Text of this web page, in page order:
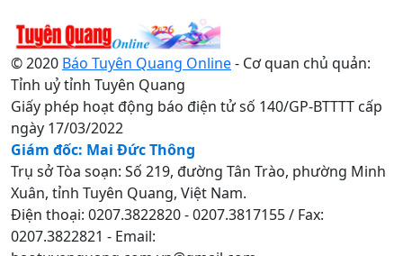
© 2020 Báo Tuyên Quang Online- Cơ quan chủ quản:
Tỉnh uỷ tỉnh Tuyên Quang
Giấy phép hoạt động báo điện tử số 140/GP-BTTTT cấp
ngày 17/03/2022
Giám đốc: Mai Đức Thông
Trụ sở Tòa soạn: Số 219, đường Tân Trào, phường Minh
Xuân, tỉnh Tuyên Quang, Việt Nam.
Điện thoại: 0207.3822820 - 0207.3817155 / Fax:
0207.3822821 - Email: